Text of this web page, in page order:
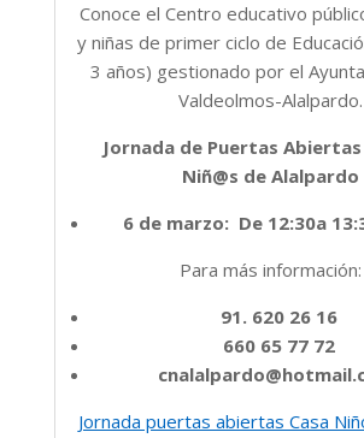
Conoce el Centro educativo
y niñas de primer ciclo de
3 años) gestionado por el
Valdeolmos-Alalpardo.
Jornada de Puertas Abiertas
Niñ@s de Alalpardo
6 de marzo: De 12:30a
Para más información:
91. 620 26 16
660 65 77 72
Jornada puertas abiertas Casa